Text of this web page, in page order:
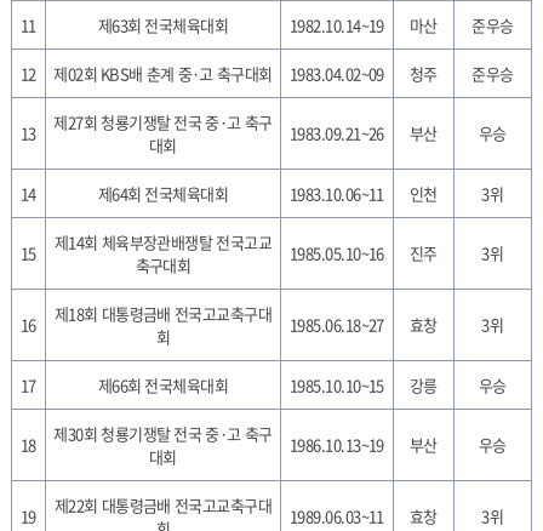
11 제63회 전국체육대회 1982.10.14~19 마산 준우승
12 제02회 KBS배 춘계 중·고 축구대회 1983.04.02~09 청주 준우승
13
제27회 청룡기쟁탈 전국 중·고 축구
대회
1983.09.21~26 부산 우승
14 제64회 전국체육대회 1983.10.06~11 인천 3위
15
제14회 체육부장관배쟁탈 전국고교
축구대회
1985.05.10~16 진주 3위
16
제18회 대통령금배 전국고교축구대
회
1985.06.18~27 효창 3위
17 제66회 전국체육대회 1985.10.10~15 강릉 우승
18
제30회 청룡기쟁탈 전국 중·고 축구
대회
1986.10.13~19 부산 우승
19
제22회 대통령금배 전국고교축구대
1989.06.03~11 효창 3위